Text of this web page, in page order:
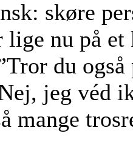
skøre
lige nu på
du også
jeg véd
mange